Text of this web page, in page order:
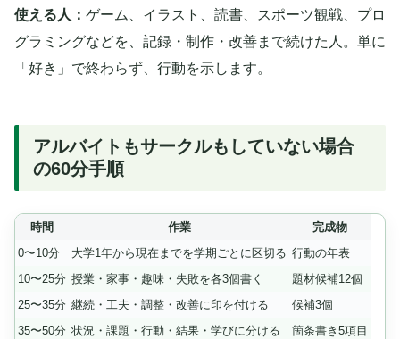
使える人： ゲーム、イラスト、読書、スポーツ観戦、プロ
グラミングなどを、記録・制作・改善まで続けた人。単に
「好き」で終わらず、行動を示します。
アルバイトもサークルもしていない場合
の60分手順
時間 作業
完成物
0〜10分
大学1年から現在までを学期ごとに区切る 行動の年表
10〜25分 授業・家事・趣味・失敗を各3個書く
題材候補12個
25〜35分 継続・工夫・調整・改善に印を付ける
候補3個
35〜50分 状況・課題・行動・結果・学びに分ける
箇条書き5項目